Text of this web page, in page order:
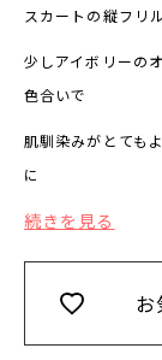
スカートの縦フリ
少しアイボリーの
色合いで
肌馴染みがとても
に
続きを見る
お